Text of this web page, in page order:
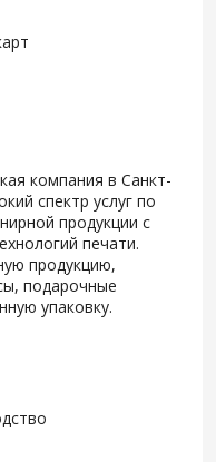
компания в Санкт-
спектр услуг по
продукции с
печати.
продукцию,
подарочные
упаковку.